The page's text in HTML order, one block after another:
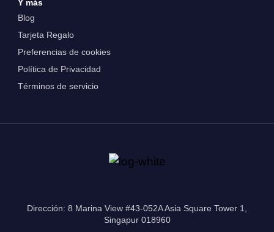
Y más
Blog
Tarjeta Regalo
Preferencias de cookies
Política de Privacidad
Términos de servicio
Dirección: 8 Marina View #43-052A Asia Square Tower 1,
Singapur 018960